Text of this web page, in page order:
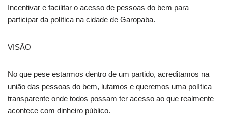
Incentivar e facilitar o acesso de pessoas do bem para
participar da política na cidade de Garopaba.
VISÃO
No que pese estarmos dentro de um partido, acreditamos na
união das pessoas do bem, lutamos e queremos uma política
transparente onde todos possam ter acesso ao que realmente
acontece com dinheiro público.